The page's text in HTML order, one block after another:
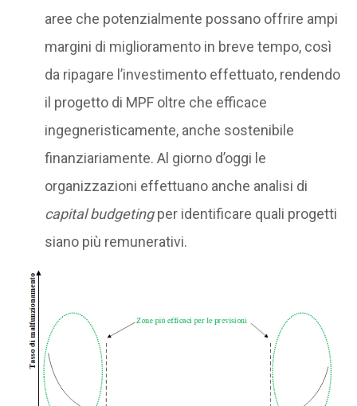
aree che potenzialmente possano offrire ampi
margini di miglioramento in breve tempo, così
da ripagare l’investimento effettuato, rendendo
il progetto di MPF oltre che efficace
ingegneristicamente, anche sostenibile
finanziariamente. Al giorno d’oggi le
organizzazioni effettuano anche analisi di
capital budgetingper identificare quali progetti
siano più remunerativi.